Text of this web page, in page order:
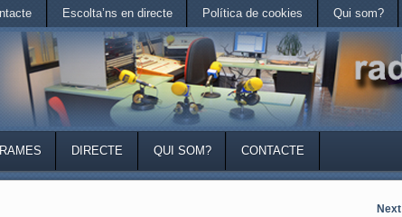
Escolta’ns en directe Política de cookies Qui som?
DIRECTE QUI SOM? CONTACTE
Next